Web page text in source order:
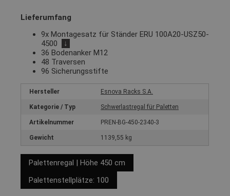
Lieferumfang
9x Montagesatz für Ständer ERU 100A20-USZ50-
4500
↓
36 Bodenanker M12
48 Traversen
96 Sicherungsstifte
Hersteller Esnova Racks S.A.
Kategorie / Typ Schwerlastregal für Paletten
Artikelnummer PREN-BG-450-2340-3
Gewicht 1139,55 kg
Palettenregal | Höhe 450 cm
Palettenstellplätze: 100